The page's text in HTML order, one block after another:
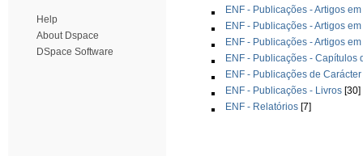
Help
About Dspace
DSpace Software
ENF - Publicações - Artigos
ENF - Publicações - Artigos
ENF - Publicações - Artigos
ENF - Publicações - Capítulos
ENF - Publicações de
ENF - Publicações - Livros [30]
ENF - Relatórios [7]